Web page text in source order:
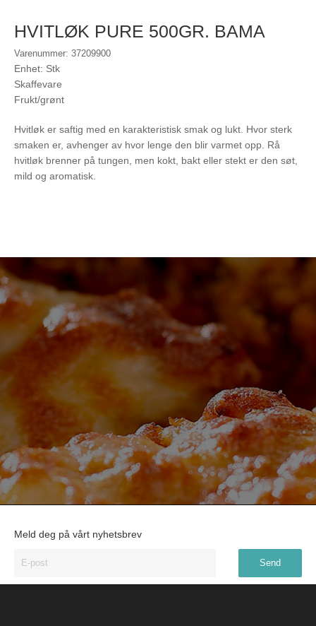
HVITLØK PURE 500GR. BAMA
Varenummer: 37209900
Enhet: Stk
Skaffevare
Frukt/grønt
Hvitløk er saftig med en karakteristisk smak og lukt. Hvor sterk
smaken er, avhenger av hvor lenge den blir varmet opp. Rå
hvitløk brenner på tungen, men kokt, bakt eller stekt er den søt,
mild og aromatisk.
Meld deg på vårt nyhetsbrev